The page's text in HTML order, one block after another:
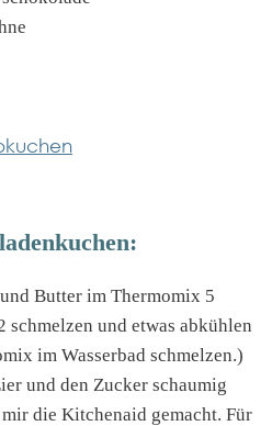
Butter im Thermomix 5
schmelzen und etwas abkühlen
im Wasserbad schmelzen.)
und den Zucker schaumig
die Kitchenaid gemacht. Für